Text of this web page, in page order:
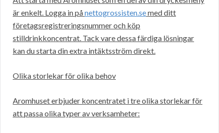
är enkelt. Logga in pånettogrossisten.semed ditt
företagsregistreringsnummer och köp
stilldrinkkoncentrat. Tack vare dessa färdiga lösningar
kan du starta din extra intäktsström direkt.
Olika storlekar för olika behov
Aromhuset erbjuder koncentratet i tre olika storlekar för
att passa olika typer av verksamheter: